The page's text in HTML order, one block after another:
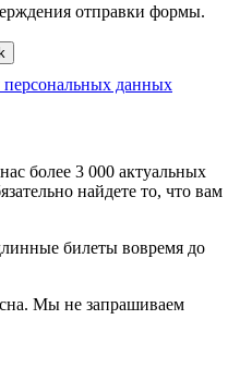
отправки формы.
персональных данных
более 3 000 актуальных
найдете то, что вам
билеты вовремя до
Мы не запрашиваем